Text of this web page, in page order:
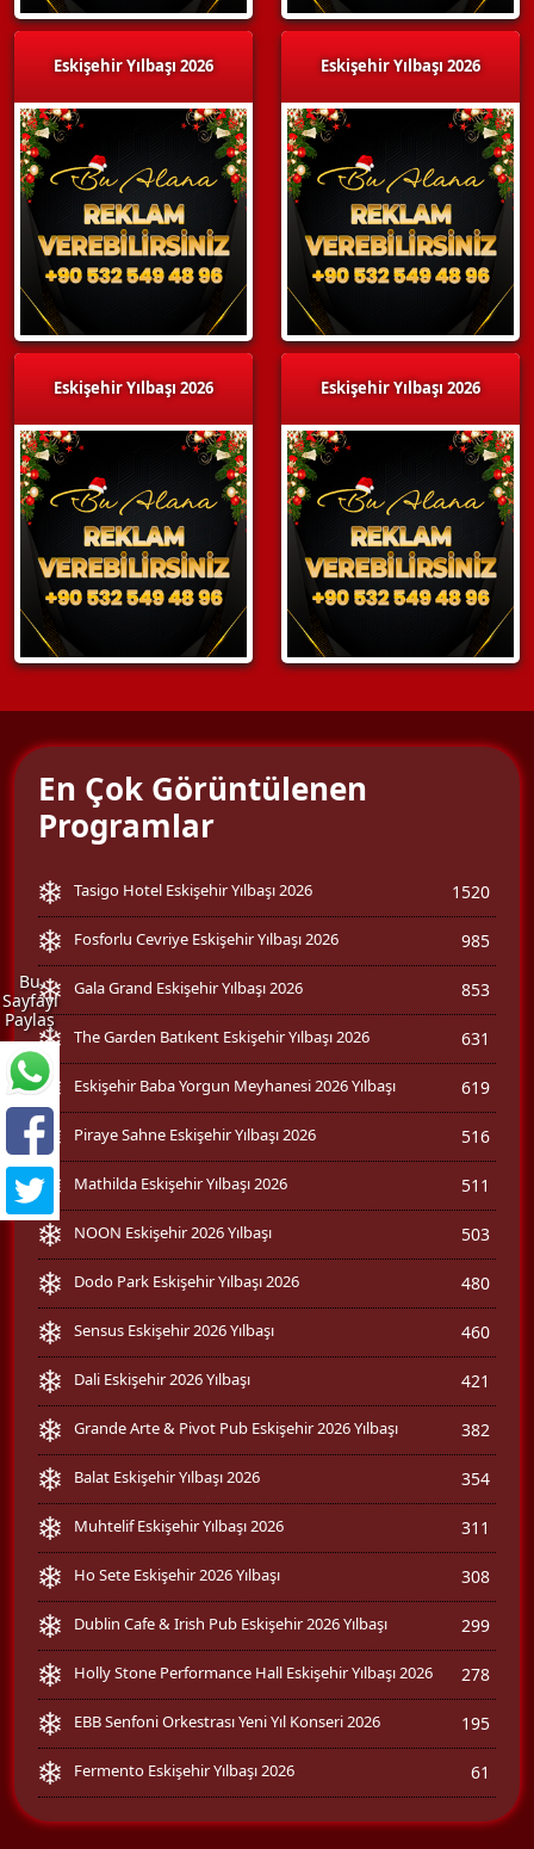
Eskişehir Yılbaşı 2026
Eskişehir Yılbaşı 2026
Eskişehir Yılbaşı 2026
Eskişehir Yılbaşı 2026
Bu
Sayfayı
Paylaş
En Çok Görüntülenen
Programlar
Tasigo Hotel Eskişehir Yılbaşı 2026 1520
Fosforlu Cevriye Eskişehir Yılbaşı 2026 985
Gala Grand Eskişehir Yılbaşı 2026 853
The Garden Batıkent Eskişehir Yılbaşı 2026 631
Eskişehir Baba Yorgun Meyhanesi 2026 Yılbaşı 619
Piraye Sahne Eskişehir Yılbaşı 2026 516
Mathilda Eskişehir Yılbaşı 2026 511
NOON Eskişehir 2026 Yılbaşı 503
Dodo Park Eskişehir Yılbaşı 2026 480
Sensus Eskişehir 2026 Yılbaşı 460
Dali Eskişehir 2026 Yılbaşı 421
Grande Arte & Pivot Pub Eskişehir 2026 Yılbaşı 382
Balat Eskişehir Yılbaşı 2026 354
Muhtelif Eskişehir Yılbaşı 2026 311
Ho Sete Eskişehir 2026 Yılbaşı 308
Dublin Cafe & Irish Pub Eskişehir 2026 Yılbaşı 299
Holly Stone Performance Hall Eskişehir Yılbaşı 2026 278
EBB Senfoni Orkestrası Yeni Yıl Konseri 2026 195
Fermento Eskişehir Yılbaşı 2026 61